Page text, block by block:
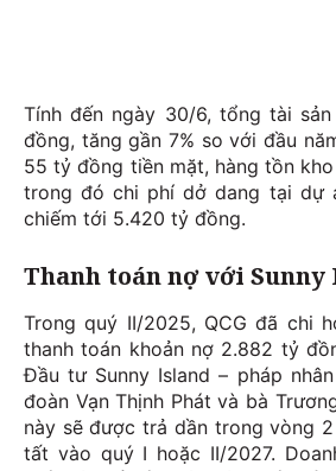
Tính đến ngày 30/6, tổng tài
đồng, tăng gần 7% so với đầu
55 tỷ đồng tiền mặt, hàng tồn
trong đó chi phí dở dang tại dự
chiếm tới 5.420 tỷ đồng.
Thanh toán nợ với Sunny
Trong quý II/2025, QCG đã chi
thanh toán khoản nợ 2.882 tỷ
Đầu tư Sunny Island – pháp
đoàn Vạn Thịnh Phát và bà
này sẽ được trả dần trong vòng
tất vào quý I hoặc II/2027.